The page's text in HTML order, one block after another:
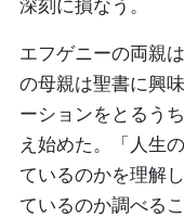
深刻に損なう。
エフゲニーの両親
の母親は聖書に興
ーションをとるう
え始めた。「人生
ているのかを理解
ているのか調べる